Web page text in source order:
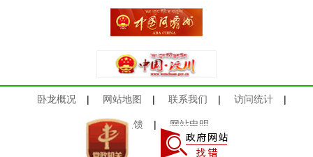
卧龙概况 | 网站地图 | 联系我们 | 访问统计 |
意见反馈 | 网站申明